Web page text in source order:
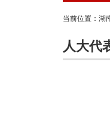
当前位置： 湖
人大代